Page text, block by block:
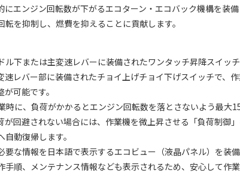
にエンジン回転数が下がるエコターン・エコバック機構を装
を抑制し、燃費を抑えることに貢献します。
ル下または主変速レバーに装備されたワンタッチ昇降スイッ
速レバー部に装備されたチョイ上げチョイ下げスイッチで、
可能です。
時に、負荷がかかるとエンジン回転数を落とさないよう最大
が回避されない場合には、作業機を微上昇させる「負荷制御
動復帰します。
要な情報を日本語で表示するエコビュー（液晶パネル）を装
手順、メンテナンス情報なども表示されるため、安心して作業